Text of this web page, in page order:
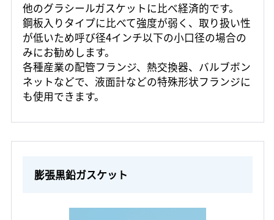
他のグラシールガスケットに比べ経済的です。
鋼板入りタイプに比べて強度が弱く、取り扱い性
が低いため呼び径4インチ以下の小口径の場合の
みにお勧めします。
各種産業の配管フランジ、熱交換器、バルブボン
ネットなどで、液面計などの特殊形状フランジに
も使用できます。
膨張黒鉛ガスケット